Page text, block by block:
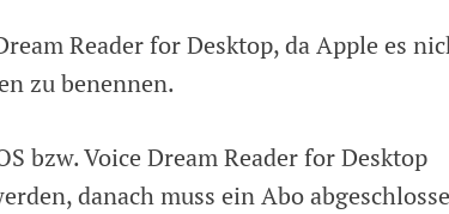
Reader for Desktop, da Apple es
zu benennen.
bzw. Voice Dream Reader for Desktop
danach muss ein Abo